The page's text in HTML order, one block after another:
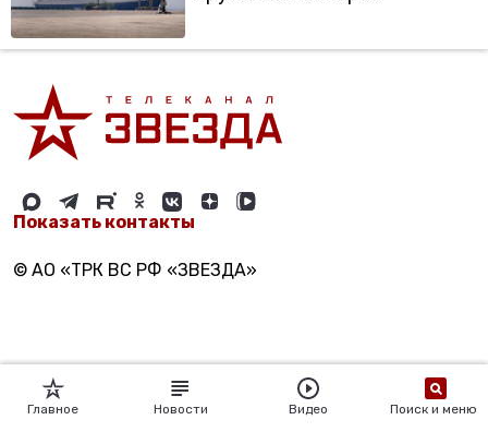
Показать контакты
© АО «ТРК ВС РФ «ЗВЕЗДА»
Главное Новости Видео Поиск и меню